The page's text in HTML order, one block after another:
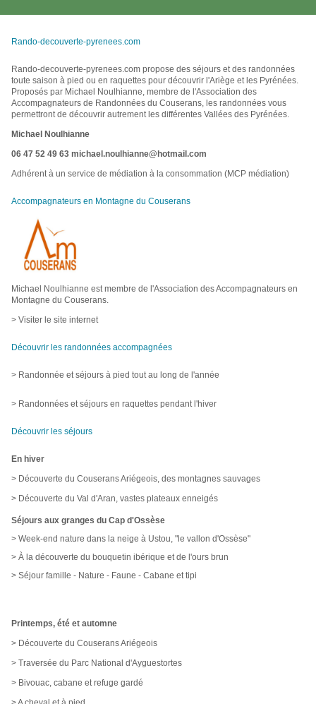
Rando-decouverte-pyrenees.com
Rando-decouverte-pyrenees.com propose des séjours et des randonnées
toute saison à pied ou en raquettes pour découvrir l'Ariège et les Pyrénées.
Proposés par Michael Noulhianne, membre de l'Association des
Accompagnateurs de Randonnées du Couserans, les randonnées vous
permettront de découvrir autrement les différentes Vallées des Pyrénées.
Michael Noulhianne
06 47 52 49 63 michael.noulhianne@hotmail.com
Adhérent à un service de médiation à la consommation (MCP médiation)
Accompagnateurs en Montagne du Couserans
Michael Noulhianne est membre de l'Association des Accompagnateurs en
Montagne du Couserans.
> Visiter le site internet
Découvrir les randonnées accompagnées
> Randonnée et séjours à pied tout au long de l'année
> Randonnées et séjours en raquettes pendant l'hiver
Découvrir les séjours
En hiver
> Découverte du Couserans Ariégeois, des montagnes sauvages
> Découverte du Val d'Aran, vastes plateaux enneigés
Séjours aux granges du Cap d'Ossèse
> Week-end nature dans la neige à Ustou, "le vallon d'Ossèse"
> À la découverte du bouquetin ibérique et de l'ours brun
> Séjour famille - Nature - Faune - Cabane et tipi
Printemps, été et automne
> Découverte du Couserans Ariégeois
> Traversée du Parc National d'Ayguestortes
> Bivouac, cabane et refuge gardé